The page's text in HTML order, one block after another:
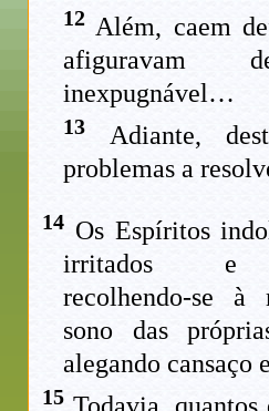
12 Além, caem
afiguravam
inexpugnável…
13 Adiante,
problemas a
14 Os Espíritos
irritados e
recolhendo-se à
sono das
alegando cansaço
15